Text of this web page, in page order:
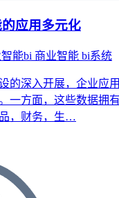
应用多元化
能bi 商业智能 bi系统
的深入开展，企业应
一方面，这些数据拥
，财务，生…